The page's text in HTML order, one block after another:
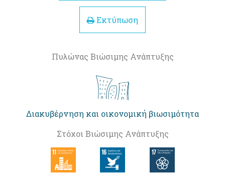
Εκτύπωση
Πυλώνας Βιώσιμης Ανάπτυξης
Διακυβέρνηση και οικονομική βιωσιμότητα
Στόχοι Βιώσιμης Ανάπτυξης